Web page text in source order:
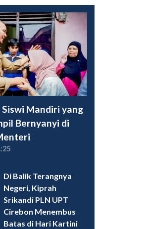
Mandiri yang
Bernyanyi di
Di Balik Terangnya
Negeri, Kiprah
Srikandi PLN UPT
Cirebon Menembus
Batas di Hari Kartini